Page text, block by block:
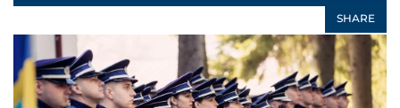
SHARE